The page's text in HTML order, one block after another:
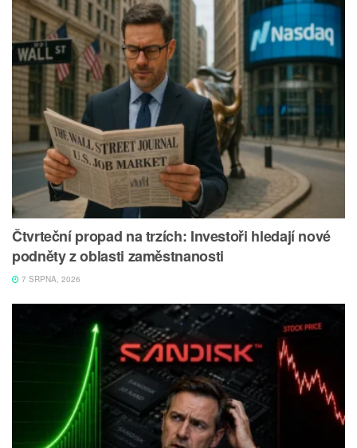
Čtvrteční propad na trzích: Investoři hledají nové
podněty z oblasti zaměstnanosti
7 SRPNA, 2026